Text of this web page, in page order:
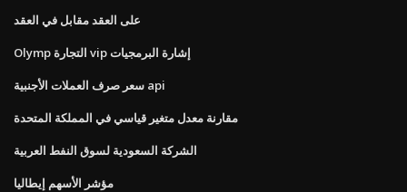
على العقد مقابل في العقد
Olymp التجارة vip إشارة البرمجيات
سعر صرف العملات الأجنبية api
مقارنة معدل متغير قياسي في المملكة المتحدة
الشركة السعودية لسوق النفط العربية
مؤشر الأسهم إيطاليا